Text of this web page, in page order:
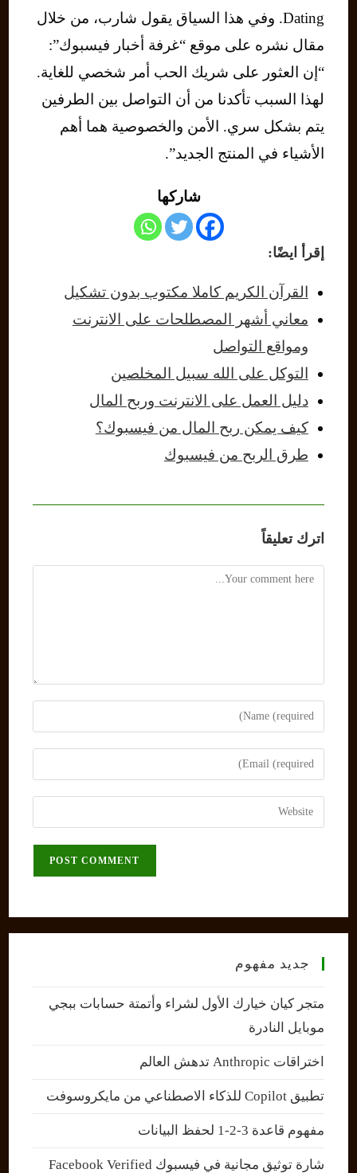
Dating. وفي هذا السياق يقول شارب، من خلال
مقال نشره على موقع “غرفة أخبار فيسبوك”:
“إن العثور على شريك الحب أمر شخصي للغاية.
لهذا السبب تأكدنا من أن التواصل بين الطرفين
يتم بشكل سري. الأمن والخصوصية هما أهم
الأشياء في المنتج الجديد”.
شاركها
إقرأ ايضًا:
القرآن الكريم كاملا مكتوب بدون تشكيل
معاني أشهر المصطلحات على الانترنت
ومواقع التواصل
التوكل على الله سبيل المخلصين
دليل العمل على الانترنت وربح المال
كيف يمكن ربح المال من فيسبوك؟
طرق الربح من فيسبوك
اترك تعليقاً
Comment
Enter
your
name
comment
Enter
your
email
address
Enter
your
جديد مفهوم
متجر كيان خيارك الأول لشراء وأتمتة حسابات ببجي
موبايل النادرة
اختراقات Anthropic تدهش العالم
تطبيق Copilot للذكاء الاصطناعي من مايكروسوفت
مفهوم قاعدة 3-2-1 لحفظ البيانات
شارة توثيق مجانية في فيسبوك Facebook Verified